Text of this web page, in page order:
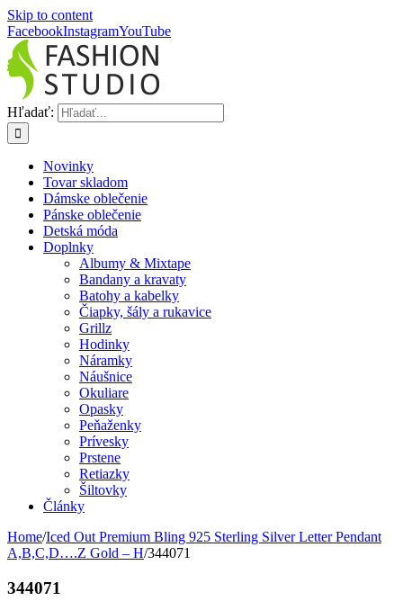
Skip to content
FacebookInstagramYouTube
Hľadať:
Novinky
Tovar skladom
Dámske oblečenie
Pánske oblečenie
Detská móda
Doplnky
Albumy & Mixtape
Bandany a kravaty
Batohy a kabelky
Čiapky, šály a rukavice
Grillz
Hodinky
Náramky
Náušnice
Okuliare
Opasky
Peňaženky
Prívesky
Prstene
Retiazky
Šiltovky
Články
Home/Iced Out Premium Bling 925 Sterling Silver Letter Pendant
A,B,C,D….Z Gold – H/344071
344071